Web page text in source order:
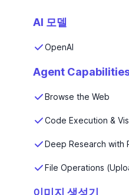
AI 모델
OpenAI
Agent
Browse the Web
Code Execution &
Deep Research with
File Operations
이미지 생성기